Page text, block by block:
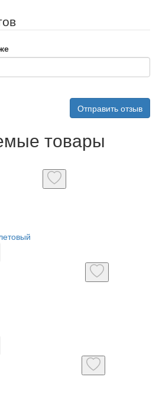
Отправить отзыв
товары